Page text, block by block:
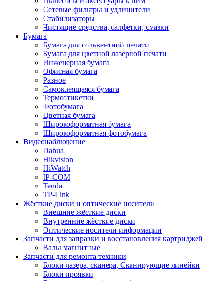
Сетевые фильтры и удлинители
Стабилизаторы
Чистящие средства, салфетки, смазки
Бумага
Бумага для сольвентной печати
Бумага для цветной лазерной печати
Инженерная бумага
Офисная бумага
Разное
Самоклеящаяся бумага
Термоэтикетки
Фотобумага
Цветная бумага
Широкоформатная бумага
Широкоформатная фотобумага
Видеонаблюдение
Dahua
Hikvision
HiWatch
IP-COM
Tenda
TP-Link
Жёсткие диски и оптические носители
Внешние жёсткие диски
Внутренние жёсткие диски
Оптические носители информации
Запчасти для заправки и восстановления картриджей
Валы магнитные
Запчасти для ремонта техники
Блоки лазера, сканера, Сканирующие линейки
Блоки проявки